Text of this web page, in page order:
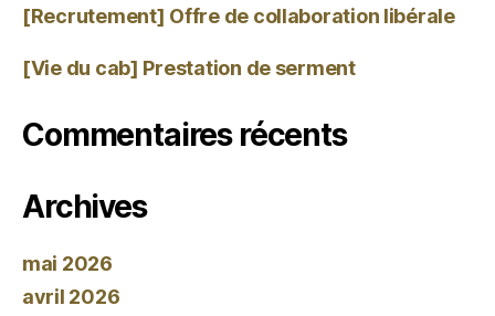
[Recrutement] Offre de collaboration libérale
[Vie du cab] Prestation de serment
Commentaires récents
Archives
mai 2026
avril 2026